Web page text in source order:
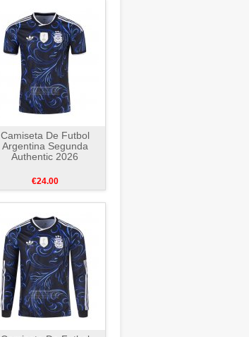
Camiseta De Futbol
Argentina Segunda
Authentic 2026
€24.00